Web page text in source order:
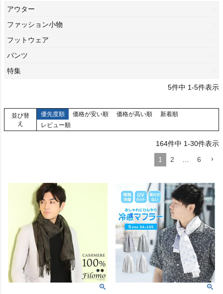
アウター
ファッション小物
フットウェア
パンツ
特集
5件中 1-5件表示
並び替
え
優先度順 価格が安い順 価格が高い順
新着順
レビュー順
164件中 1-30件表示
1
2 … 6